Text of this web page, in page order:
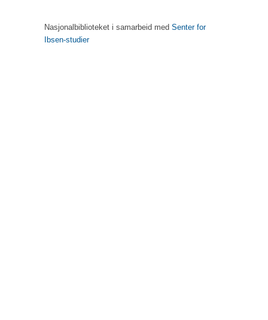
Nasjonalbiblioteket i samarbeid med Senter for
Ibsen-studier